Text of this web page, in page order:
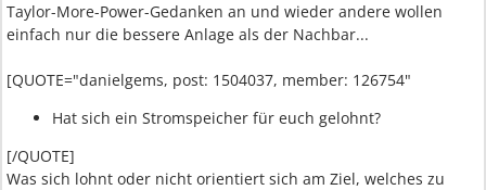
Taylor-More-Power-Gedanken an und wieder andere wollen
einfach nur die bessere Anlage als der Nachbar...
[QUOTE="danielgems, post: 1504037, member: 126754"
Hat sich ein Stromspeicher für euch gelohnt?
[/QUOTE]
Was sich lohnt oder nicht orientiert sich am Ziel, welches zu